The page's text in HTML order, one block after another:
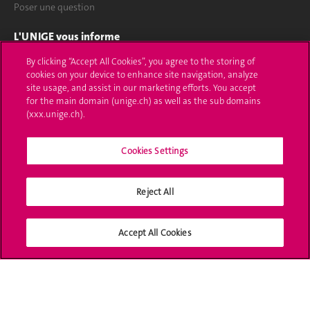
Poser une question
L'UNIGE vous informe
UNIGE Mobile
Médias
Offres d'emploi
Calendrier académique
Médias sociaux UNIGE
By clicking “Accept All Cookies”, you agree to the storing of
cookies on your device to enhance site navigation, analyze
site usage, and assist in our marketing efforts. You accept
for the main domain (unige.ch) as well as the sub domains
(xxx.unige.ch).
Cookies Settings
Reject All
Accept All Cookies